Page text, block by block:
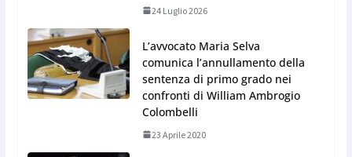
24 Luglio 2026
L’avvocato Maria Selva
comunica l’annullamento della
sentenza di primo grado nei
confronti di William Ambrogio
Colombelli
23 Aprile 2020